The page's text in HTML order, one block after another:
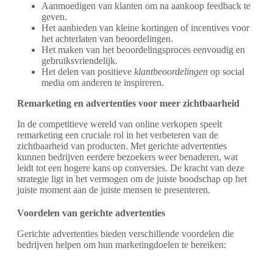
Aanmoedigen van klanten om na aankoop feedback te
geven.
Het aanbieden van kleine kortingen of incentives voor
het achterlaten van beoordelingen.
Het maken van het beoordelingsproces eenvoudig en
gebruiksvriendelijk.
Het delen van positieve klantbeoordelingen op social
media om anderen te inspireren.
Remarketing en advertenties voor meer zichtbaarheid
In de competitieve wereld van online verkopen speelt
remarketing een cruciale rol in het verbeteren van de
zichtbaarheid van producten. Met gerichte advertenties
kunnen bedrijven eerdere bezoekers weer benaderen, wat
leidt tot een hogere kans op conversies. De kracht van deze
strategie ligt in het vermogen om de juiste boodschap op het
juiste moment aan de juiste mensen te presenteren.
Voordelen van gerichte advertenties
Gerichte advertenties bieden verschillende voordelen die
bedrijven helpen om hun marketingdoelen te bereiken: